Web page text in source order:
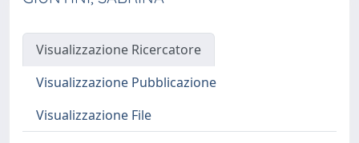
Visualizzazione Ricercatore
Visualizzazione Pubblicazione
Visualizzazione File